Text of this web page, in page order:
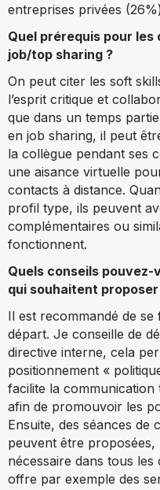
entreprises privées
Quel prérequis pour
job/top sharing ?
On peut citer les soft
l’esprit critique et
que dans un temps
en job sharing, il peut
la collègue pendant ses
une aisance virtuelle
contacts à distance.
profil type, ils peuvent
complémentaires ou
fonctionnent.
Quels conseils
qui souhaitent
Il est recommandé de
départ. Je conseille de
directive interne, cela
positionnement «
facilite la communication
afin de promouvoir les
Ensuite, des séances de
peuvent être proposées,
nécessaire dans tous
offre par exemple des